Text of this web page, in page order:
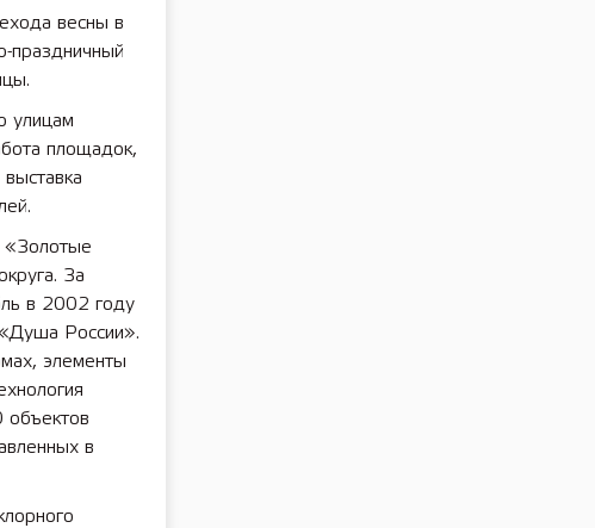
весны в
праздничный
улицам
площадок,
«Золотые
За
в 2002 году
России».
элементы
объектов
в